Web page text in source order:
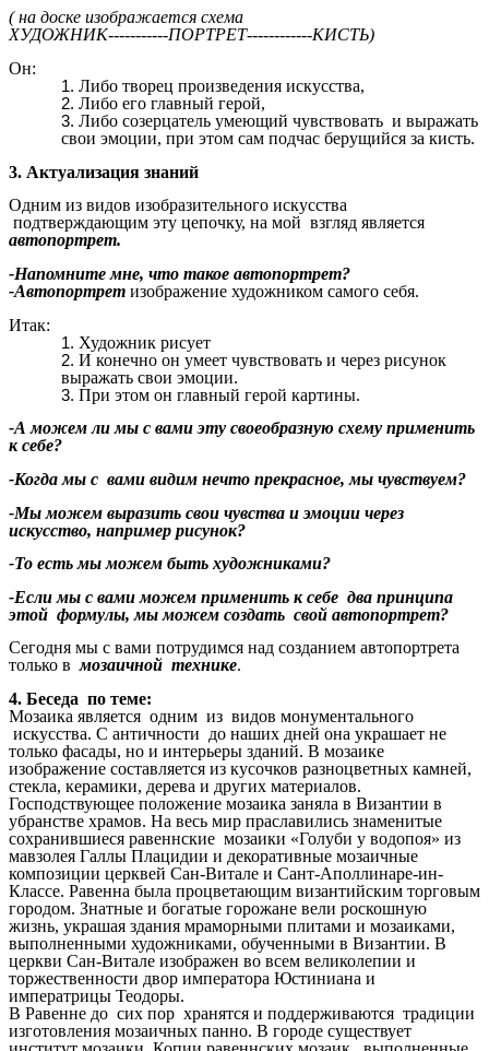
( на доске изображается схема
ХУДОЖНИК-----------ПОРТРЕТ------------КИСТЬ)
Он:
Либо творец произведения искусства,
Либо его главный герой,
Либо созерцатель умеющий чувствовать и выражать
свои эмоции, при этом сам подчас берущийся за кисть.
3. Актуализация знаний
Одним из видов изобразительного искусства
подтверждающим эту цепочку, на мой взгляд является
автопортрет.
-Напомните мне, что такое автопортрет?
-Автопортрет изображение художником самого себя.
Итак:
Художник рисует
И конечно он умеет чувствовать и через рисунок
выражать свои эмоции.
При этом он главный герой картины.
-А можем ли мы с вами эту своеобразную схему применить
к себе?
-Когда мы с вами видим нечто прекрасное, мы чувствуем?
-Мы можем выразить свои чувства и эмоции через
искусство, например рисунок?
-То есть мы можем быть художниками?
-Если мы с вами можем применить к себе два принципа
этой формулы, мы можем создать свой автопортрет?
Сегодня мы с вами потрудимся над созданием автопортрета
только вмозаичной технике.
4. Беседа по теме:
Мозаика является одним из видов монументального
искусства. С античности до наших дней она украшает не
только фасады, но и интерьеры зданий. В мозаике
изображение составляется из кусочков разноцветных камней,
стекла, керамики, дерева и других материалов.
Господствующее положение мозаика заняла в Византии в
убранстве храмов. На весь мир праславились знаменитые
сохранившиеся равеннские мозаики «Голуби у водопоя» из
мавзолея Галлы Плацидии и декоративные мозаичные
композиции церквей Сан-Витале и Сант-Аполлинаре-ин-
Классе. Равенна была процветающим византийским торговым
городом. Знатные и богатые горожане вели роскошную
жизнь, украшая здания мраморными плитами и мозаиками,
выполненными художниками, обученными в Византии. В
церкви Сан-Витале изображен во всем великолепии и
торжественности двор императора Юстиниана и
императрицы Теодоры.
В Равенне до сих пор хранятся и поддерживаются традиции
изготовления мозаичных панно. В городе существует